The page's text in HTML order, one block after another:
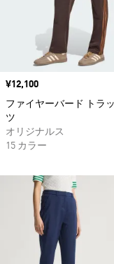
価格
¥12,100
ファイヤーバード トラ
ツ
オリジナルス
15 カラー